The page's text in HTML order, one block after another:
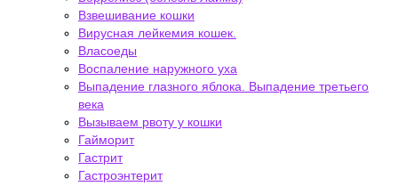
Взвешивание кошки
Вирусная лейкемия кошек.
Власоеды
Воспаление наружного уха
Выпадение глазного яблока. Выпадение третьего
века
Вызываем рвоту у кошки
Гайморит
Гастрит
Гастроэнтерит